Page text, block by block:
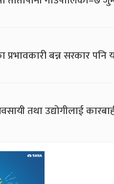
बन्न सरकार पनि
तथा उद्योगीलाई